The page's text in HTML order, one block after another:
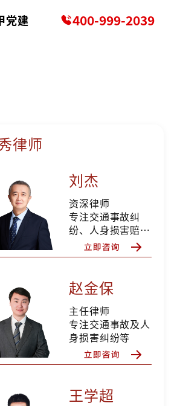
党建 400-999-2039
律师
刘杰
资深律师
专注交通事故纠
纷、人身损害赔偿
赵金保
主任律师
专注交通事故及人
身损害纠纷等
王学超